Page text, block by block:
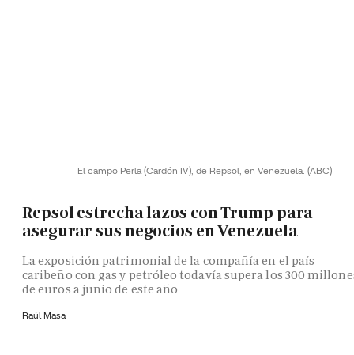
El campo Perla (Cardón IV), de Repsol, en Venezuela. (ABC)
Repsol estrecha lazos con Trump para
asegurar sus negocios en Venezuela
La exposición patrimonial de la compañía en el país
caribeño con gas y petróleo todavía supera los 300
de euros a junio de este año
Raúl Masa